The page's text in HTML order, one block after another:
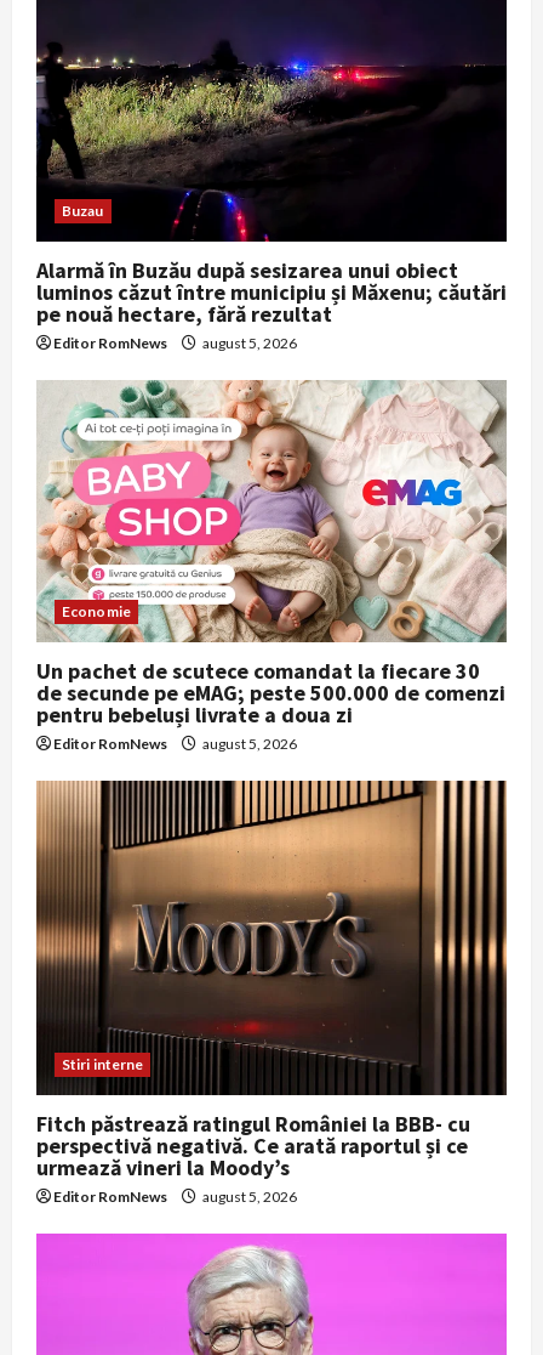
Buzau
Alarmă în Buzău după sesizarea unui obiect
luminos căzut între municipiu și Măxenu; căutări
pe nouă hectare, fără rezultat
Editor RomNews august 5, 2026
Economie
Un pachet de scutece comandat la fiecare 30
de secunde pe eMAG; peste 500.000 de comenzi
pentru bebeluși livrate a doua zi
Editor RomNews august 5, 2026
Stiri interne
Fitch păstrează ratingul României la BBB- cu
perspectivă negativă. Ce arată raportul și ce
urmează vineri la Moody’s
Editor RomNews august 5, 2026